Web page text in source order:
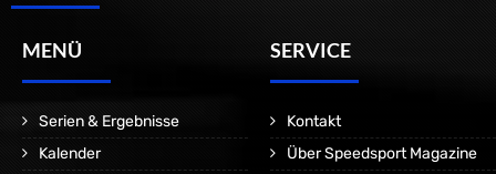
MENÜ
Serien & Ergebnisse
Kalender
SERVICE
Kontakt
Über Speedsport Magazine